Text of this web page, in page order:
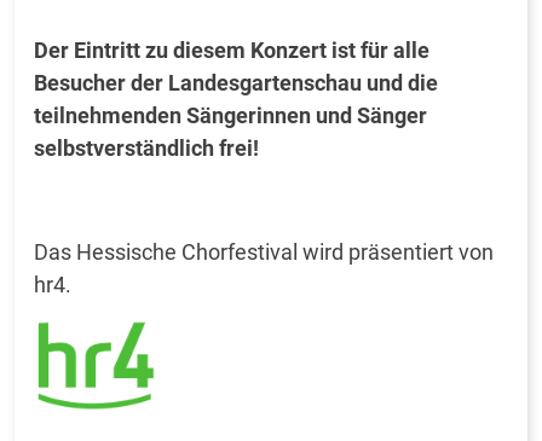
Der Eintritt zu diesem Konzert ist für alle
Besucher der Landesgartenschau und die
teilnehmenden Sängerinnen und Sänger
selbstverständlich frei!
Das Hessische Chorfestival wird präsentiert von
hr4.